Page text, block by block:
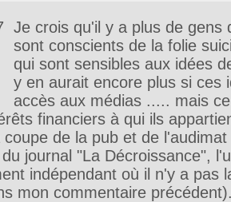
Je crois qu'il y a plus de gens
sont conscients de la folie
qui sont sensibles aux idées
y en aurait encore plus si ces
accès aux médias ..... mais
financiers à qui ils
coupe de la pub et de
journal "La Décroissance",
indépendant où il n'y a pas
mon commentaire